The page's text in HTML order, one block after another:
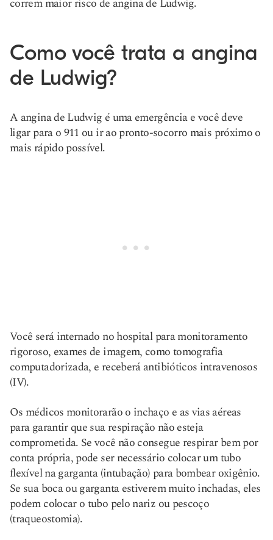
correm maior risco de angina de Ludwig.
Como você trata a angina
de Ludwig?
A angina de Ludwig é uma emergência e você deve
ligar para o 911 ou ir ao pronto-socorro mais próximo o
mais rápido possível.
Você será internado no hospital para monitoramento
rigoroso, exames de imagem, como tomografia
computadorizada, e receberá antibióticos intravenosos
(IV).
Os médicos monitorarão o inchaço e as vias aéreas
para garantir que sua respiração não esteja
comprometida. Se você não consegue respirar bem por
conta própria, pode ser necessário colocar um tubo
flexível na garganta (intubação) para bombear oxigênio.
Se sua boca ou garganta estiverem muito inchadas, eles
podem colocar o tubo pelo nariz ou pescoço
(traqueostomia).